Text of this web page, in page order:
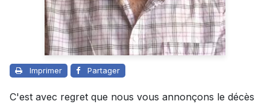
Imprimer Partager
C'est avec regret que nous vous annonçons le décès